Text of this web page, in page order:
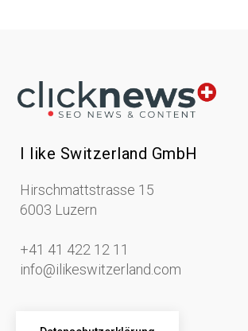
I like Switzerland GmbH
Hirschmattstrasse 15
6003 Luzern
+41 41 422 12 11
info@ilikeswitzerland.com